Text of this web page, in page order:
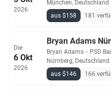
2026
München, Deutschland
aus $158
181
Die
6 Okt
2026
Bryan Adams
Bryan Adams ・ PSD
Nürnberg, Deutschland
aus $146
166